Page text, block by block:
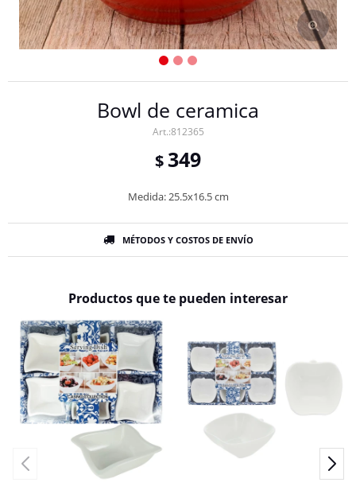
Bowl de ceramica
812365
$ 349
Medida: 25.5x16.5 cm
MÉTODOS Y COSTOS DE ENVÍO
Productos que te pueden interesar